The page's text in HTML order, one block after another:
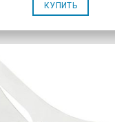
КУПИТЬ